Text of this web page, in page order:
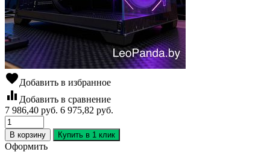
favoriteДобавить в избранное
equalizer Добавить в сравнение
7 986,40 руб. 6 975,82 руб.
В корзину Купить в 1 клик
Оформить